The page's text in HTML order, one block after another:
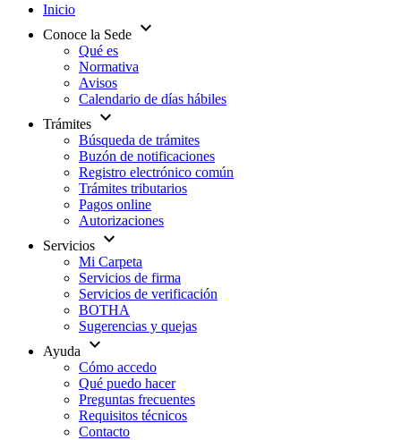
Inicio
Conoce la Sede expand_more
Qué es
Normativa
Avisos
Calendario de días hábiles
Trámites expand_more
Búsqueda de trámites
Buzón de notificaciones
Registro electrónico común
Trámites tributarios
Pagos online
Autorizaciones
Servicios expand_more
Mi Carpeta
Servicios de firma
Servicios de verificación
BOTHA
Sugerencias y quejas
Ayuda
expand_more
Cómo accedo
Qué puedo hacer
Preguntas frecuentes
Requisitos técnicos
Contacto